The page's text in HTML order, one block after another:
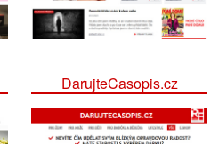
DarujteCasopis.cz